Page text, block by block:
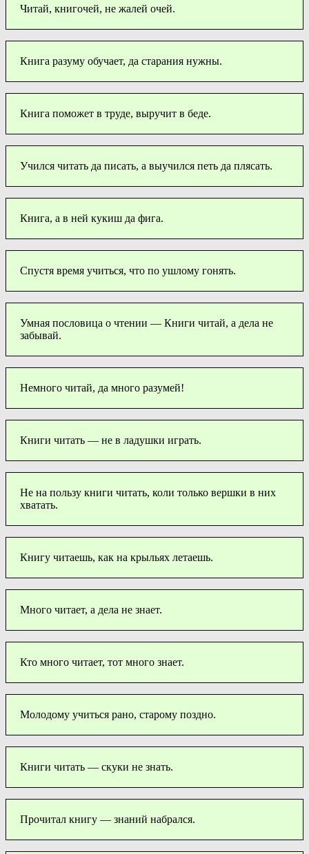
Читай, книгочей, не жалей очей.
Книга разуму обучает, да старания нужны.
Книга поможет в труде, выручит в беде.
Учился читать да писать, а выучился петь да плясать.
Книга, а в ней кукиш да фига.
Спустя время учиться, что по ушлому гонять.
Умная пословица о чтении — Книги читай, а дела не
забывай.
Немного читай, да много разумей!
Книги читать — не в ладушки играть.
Не на пользу книги читать, коли только вершки в них
хватать.
Книгу читаешь, как на крыльях летаешь.
Много читает, а дела не знает.
Кто много читает, тот много знает.
Молодому учиться рано, старому поздно.
Книги читать — скуки не знать.
Прочитал книгу — знаний набрался.